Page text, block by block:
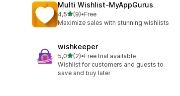
Multi Wishlist‑MyAppGurus
4,55 yıldız üzerinden
(9)
toplam 9 değerlendirme
•Free
Maximize sales with stunning wishlists
wishkeeper
5,05 yıldız üzerinden
(2)
toplam 2 değerlendirme
•Free trial available
Wishlist for customers and guests to
save and buy later